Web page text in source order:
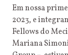
Em nossa
2023, e
Fellows do
Mariana